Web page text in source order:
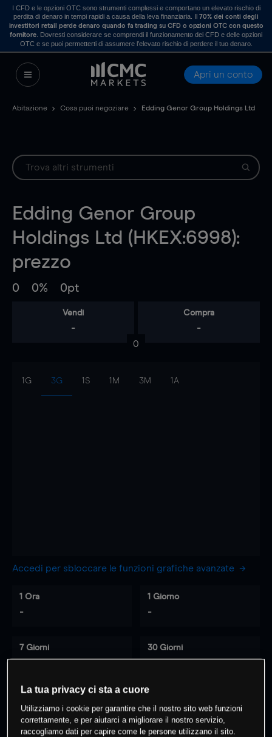
I CFD e le opzioni OTC sono strumenti complessi e comportano un elevato rischio di
perdita di denaro in tempi rapidi a causa della leva finanziaria. Il70% dei conti degli
investitori retail perde denaro quando fa trading su CFD o opzioni OTC con questo
fornitore . Dovresti considerare se comprendi il funzionamento dei CFD e delle opzioni
OTC e se puoi permetterti di assumere l’elevato rischio di perdere il tuo denaro.
Apri un conto
Abitazione Cosa puoi negoziare Edding Genor Group Holdings Ltd
Edding Genor Group
Holdings Ltd (HKEX:6998):
prezzo
0 0% 0pt
Vendi
-
Compra
-
0
1G 3G 1S 1M 3M 1A
Accedi per sbloccare le funzioni grafiche avanzate
1 Ora
-
1 Giorno
-
7 Giorni
-
30 Giorni
-
0% dei clienti hanno posizionisu
questo prodotto
La tua privacy ci sta a cuore
Utilizziamo i cookie per garantire che il nostro sito web funzioni
correttamente, e per aiutarci a migliorare il nostro servizio,
raccogliamo dati per capire come le persone utilizzano il sito.